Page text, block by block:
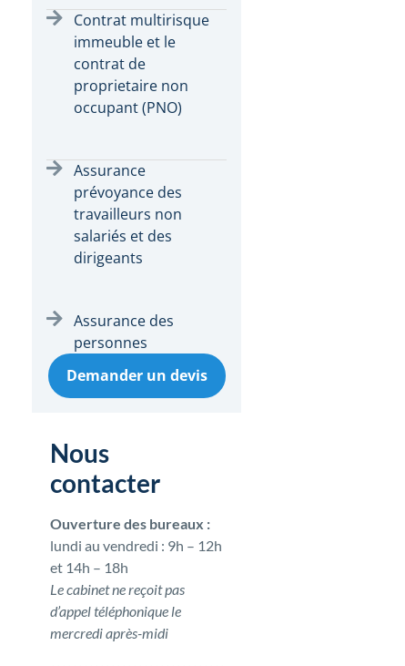
Contrat multirisque
immeuble et le
contrat de
proprietaire non
occupant (PNO)
Assurance
prévoyance des
travailleurs non
salariés et des
dirigeants
Assurance des
personnes
Demander un devis
Nous
contacter
Ouverture des bureaux :
lundi au vendredi : 9h – 12h
et 14h – 18h
Le cabinet ne reçoit pas
d’appel téléphonique le
mercredi après-midi